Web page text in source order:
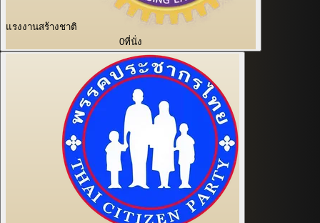
แรงงานสร้างชาติ
0ที่นั่ง